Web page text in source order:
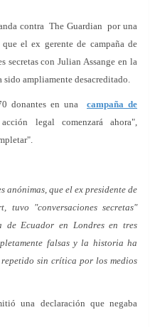
contra The Guardian por una
el ex gerente de campaña de
secretas con Julian Assange en la
sido ampliamente desacreditado.
donantes en una campaña de
legal comenzará ahora",
anónimas, que el ex presidente de
tuvo "conversaciones secretas"
de Ecuador en Londres en tres
falsas y la historia ha
sin crítica por los medios
una declaración que negaba